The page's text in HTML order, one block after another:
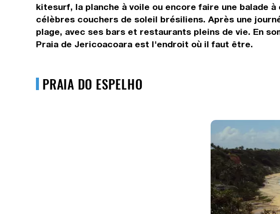
kitesurf, la planche à voile ou encore faire une balade
célèbres couchers de soleil brésiliens. Après une
plage, avec ses bars et restaurants pleins de vie. En
Praia de Jericoacoara est l'endroit où il faut être.
PRAIA DO ESPELHO